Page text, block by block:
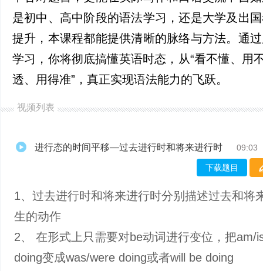
是初中、高中阶段的语法学习，还是大学及出
提升，本课程都能提供清晰的脉络与方法。通
学习，你将彻底搞懂英语时态，从“看不懂、用
透、用得准”，真正实现语法能力的飞跃。
视频列表
进行态的时间平移—过去进行时和将来进行时 09:03
下载题目
1、过去进行时和将来进行时分别描述过去和将
生的动作
2、 在形式上只需要对be动词进行变位，把am/
doing变成was/were doing或者will be doing